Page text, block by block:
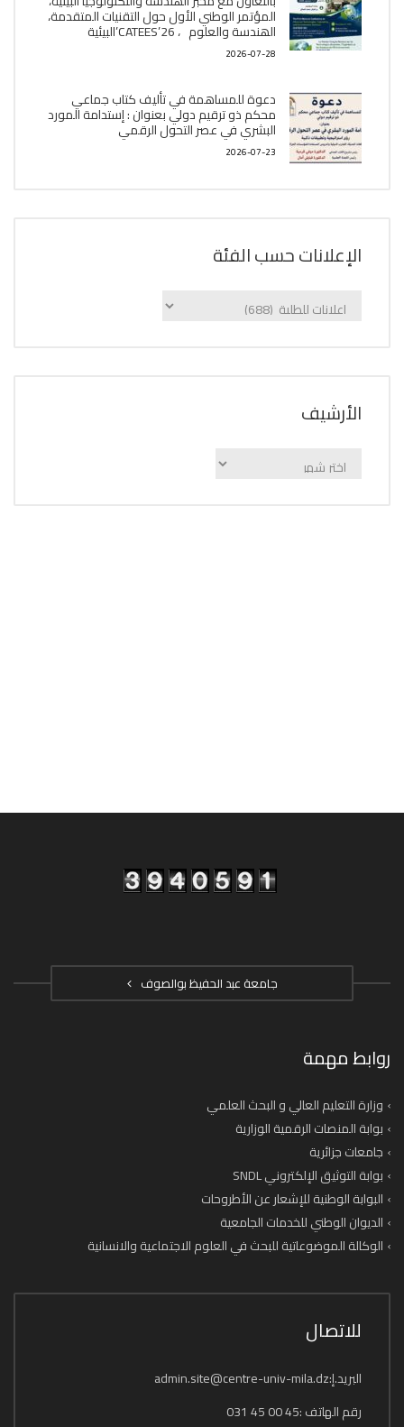
المؤتمر الوطني الأول حول التقنيات المتقدمة،
الھندسة والعلوم ، CATEES’26’البیئية
2026-07-28
دعوة للمساهمة في تأليف كتاب جماعي
محكم ذو ترقيم دولي بعنوان : إستدامة المورد
البشري في عصر التحول الرقمي
2026-07-23
الإعلانات حسب الفئة
الإعلانات
اﻷرشيف
اﻷرشيف
جامعة عبد الحفيظ بوالصوف
روابط مهمة
وزارة التعليم العالي و البحث العلمي
بوابة المنصات الرقمية الوزارية
جامعات جزائرية
بوابة التوثيق الإلكتروني SNDL
البوابة الوطنية للإشعار عن الأطروحات
الديوان الوطني للخدمات الجامعية
الوكالة الموضوعاتية للبحث في العلوم الاجتماعية والانسانية
للاتصال
البريد.إ:admin.site@centre-univ-mila.dz
رقم الهاتف :45 00 45 031